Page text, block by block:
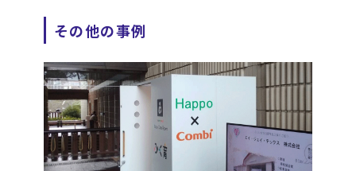
その他の事例